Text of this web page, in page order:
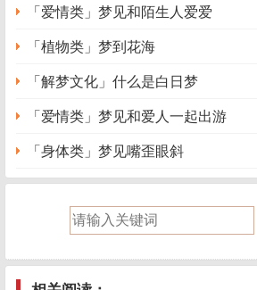
「爱情类」梦见和陌生人爱爱
「植物类」梦到花海
「解梦文化」什么是白日梦
「爱情类」梦见和爱人一起出游
「身体类」梦见嘴歪眼斜